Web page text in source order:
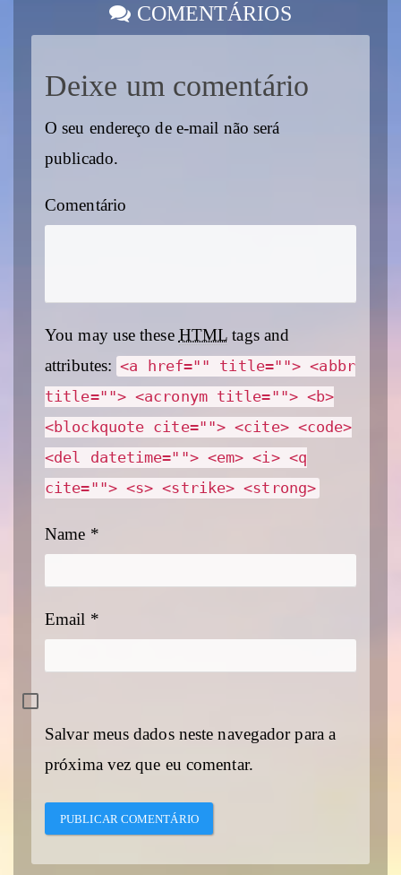
COMENTÁRIOS
Deixe um comentário
O seu endereço de e-mail não será
publicado.
Comentário
You may use these HTML tags and
attributes: <a href="" title=""> <abbr
title=""> <acronym title=""> <b>
<blockquote cite=""> <cite> <code>
<del datetime=""> <em> <i> <q
cite=""> <s> <strike> <strong>
Name *
Email *
Salvar meus dados neste navegador para a
próxima vez que eu comentar.